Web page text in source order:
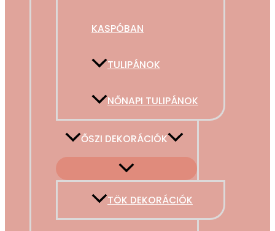
KASPÓBAN
TULIPÁNOK
NŐNAPI TULIPÁNOK
ŐSZI DEKORÁCIÓK
TÖK DEKORÁCIÓK